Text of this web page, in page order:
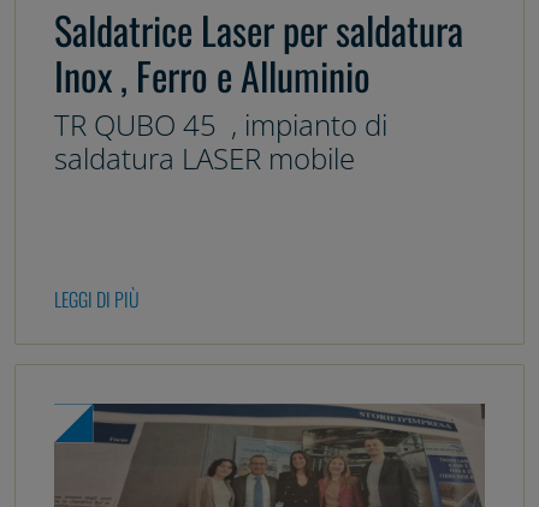
Saldatrice Laser per saldatura
Inox , Ferro e Alluminio
TR QUBO 45 , impianto di
saldatura LASER mobile
LEGGI DI PIÙ